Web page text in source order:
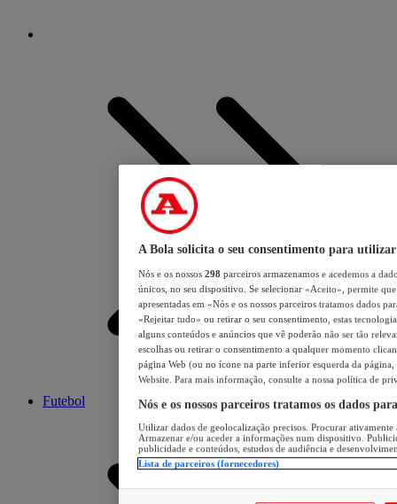
Futebol
A Bola solicita o seu consentimento para utilizar
Nós e os nossos 298 parceiros armazenamos e acedemos a
únicos, no seu dispositivo. Se selecionar «Aceito», permite
apresentadas em «Nós e os nossos parceiros tratamos dados
«Rejeitar tudo» ou retirar o seu consentimento, estas
alguns conteúdos e anúncios que vê poderão não ser tão
escolhas ou retirar o consentimento a qualquer momento
página Web (ou no ícone na parte inferior esquerda da página,
Website. Para mais informação, consulte a nossa política de
Nós e os nossos parceiros tratamos os dados
Utilizar dados de geolocalização precisos. Procurar
Armazenar e/ou aceder a informações num dispositivo.
publicidade e conteúdos, estudos de audiência e
Lista de parceiros (fornecedores)